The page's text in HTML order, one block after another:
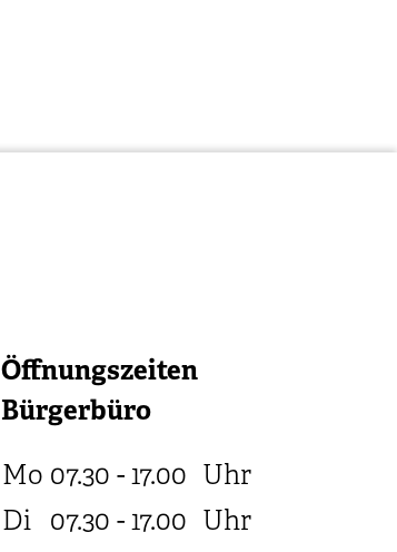
Öffnungszeiten
Bürgerbüro
Mo 07.30 - 17.00 Uhr
Di 07.30 - 17.00 Uhr